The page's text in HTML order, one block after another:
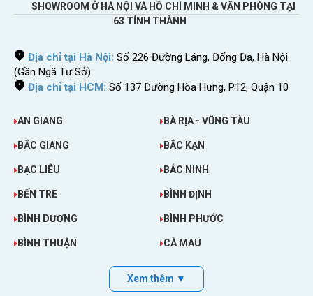
Kết nối internet khi đi du lịch nước ngoài
>>> Bạn sắp đi công tác, du lịch tại các
thoải mái hãy:
sim du lịch nước ngoài
Thông tin khuyến mãi gói sim Isle of Man
SHOWROOM Ở HÀ NỘI VÀ HỒ CHÍ MINH & VĂN PHÒNG TẠI
63 TỈNH THÀNH
Địa chỉ tại Hà Nội: Số 226 Đường Láng, Đống Đa, Hà Nội
(Gần Ngã Tư Sở)
Địa chỉ tại HCM: Số 137 Đường Hòa Hưng, P12, Quận 10
AN GIANG BÀ RỊA - VŨNG TÀU
BẮC GIANG BẮC KẠN
BẠC LIÊU BẮC NINH
BẾN TRE BÌNH ĐỊNH
BÌNH DƯƠNG BÌNH PHƯỚC
BÌNH THUẬN CÀ MAU
Xem thêm ▼